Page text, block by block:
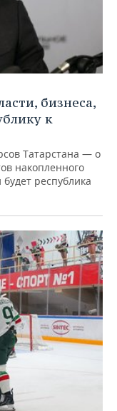
бизнеса,
к
Татарстана — о
накопленного
республика